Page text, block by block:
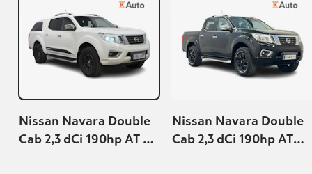
Nissan Navara Double
Cab 2,3 dCi 190hp AT N-
Nissan Navara Double
Cab 2,3 dCi 190hp AT